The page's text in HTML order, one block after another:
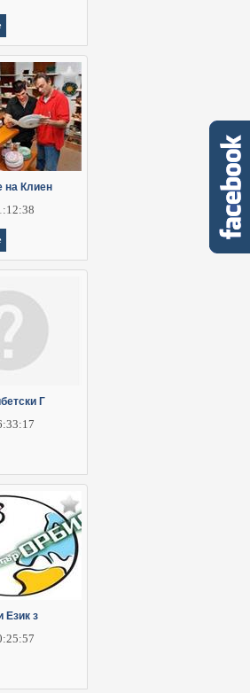
на Клиен
Г
Език з